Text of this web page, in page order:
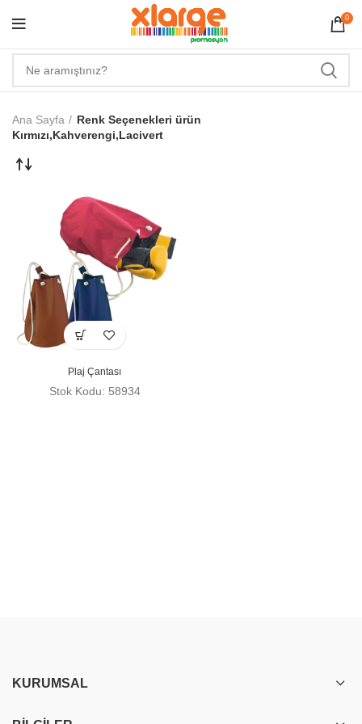
0
Ana Sayfa
Renk Seçenekleri ürün
Kırmızı,Kahverengi,Lacivert
Plaj Çantası
Stok Kodu: 58934
KURUMSAL